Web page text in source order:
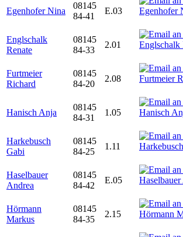
Egenhofer Nina
08145
84-41
E.03
Englschalk
Renate
08145
84-33
2.01
Furtmeier
Richard
08145
84-20
2.08
Hanisch Anja
08145
84-31
1.05
Harkebusch
Gabi
08145
84-25
1.11
Haselbauer
Andrea
08145
84-42
E.05
Hörmann
Markus
08145
84-35
2.15